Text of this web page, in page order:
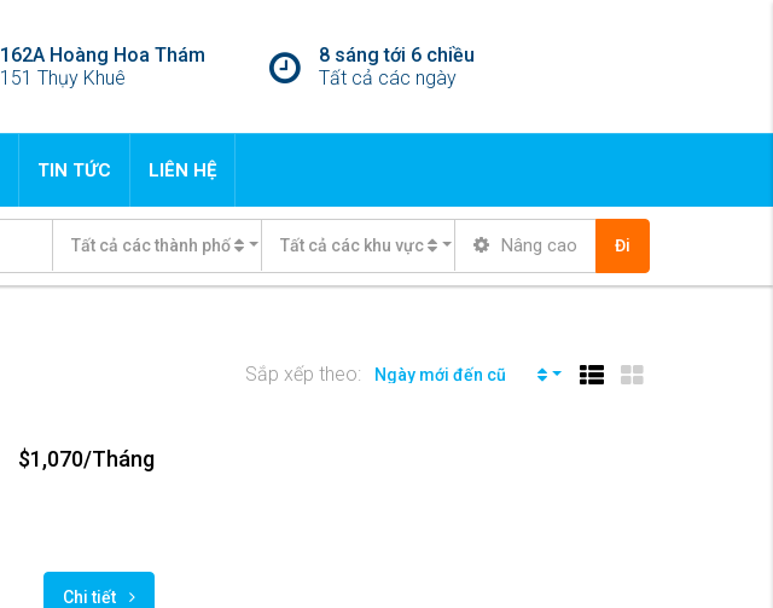
8 sáng tới 6 chiều
Tất cả các ngày
162A Hoàng Hoa Thám
151 Thụy Khuê
TIN TỨC LIÊN HỆ
Tất cả các thành phố Tất cả các khu vực Nâng cao Đi
Sắp xếp theo: Ngày mới đến cũ
$1,070/Tháng
Chi tiết